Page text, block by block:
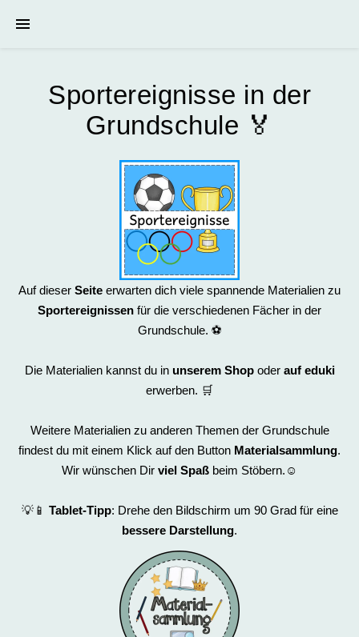
Sportereignisse in der
Grundschule 🏅
Auf dieser Seite erwarten dich viele spannende Materialien zu
Sportereignissen für die verschiedenen Fächer in der
Grundschule. ⚽️
Die Materialien kannst du in unserem Shopoder auf eduki
erwerben. 🛒
Weitere Materialien zu anderen Themen der Grundschule
findest du mit einem Klick auf den Button Materialsammlung.
Wir wünschen Dir viel Spaß beim Stöbern.☺️
💡📱 Tablet-Tipp: Drehe den Bildschirm um 90 Grad für eine
bessere Darstellung.